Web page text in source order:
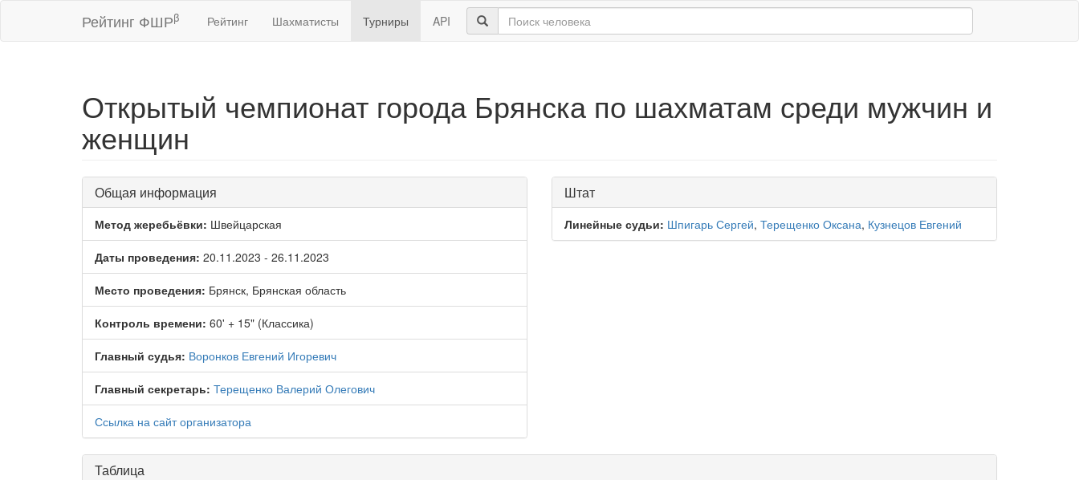
Рейтинг ФШРβ Рейтинг Шахматисты Турниры API
Открытый чемпионат города Брянска по шахматам среди мужчин и
женщин
Общая информация
Метод жеребьёвки: Швейцарская
Даты проведения: 20.11.2023 - 26.11.2023
Место проведения: Брянск, Брянская область
Контроль времени: 60' + 15" (Классика)
Главный судья: Воронков Евгений Игоревич
Главный секретарь: Терещенко Валерий Олегович
Ссылка на сайт организатора
Штат
Линейные судьи: Шпигарь Сергей, Терещенко Оксана, Кузнецов Евгений
Таблица